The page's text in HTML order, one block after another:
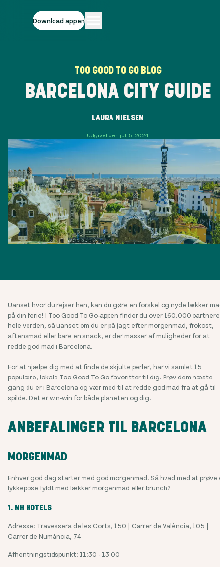
Download appen
TOO GOOD TO GO BLOG
BARCELONA CITY GUIDE
LAURA NIELSEN
Udgivet den juli 5, 2024
Uanset hvor du rejser hen, kan du gøre en forskel og nyde lækker
på din ferie! I Too Good To Go-appen finder du over 160.000
hele verden, så uanset om du er på jagt efter morgenmad, frokost,
aftensmad eller bare en snack, er der masser af muligheder for at
redde god mad i Barcelona.
For at hjælpe dig med at finde de skjulte perler, har vi samlet 15
populære, lokale Too Good To Go-favoritter til dig. Prøv dem næste
gang du er i Barcelona og vær med til at redde god mad fra at gå til
spilde. Det er win-win for både planeten og dig.
ANBEFALINGER TIL BARCELONA
MORGENMAD
Enhver god dag starter med god morgenmad. Så hvad med at prøve
lykkepose fyldt med lækker morgenmad eller brunch?
1. NH HOTELS
Adresse: Travessera de les Corts, 150 | Carrer de València, 105 |
Carrer de Numància, 74
Afhentningstidspunkt: 11:30 - 13:00